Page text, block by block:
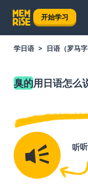
开始学习
学日语 日语（罗马
臭的用日语怎么
听